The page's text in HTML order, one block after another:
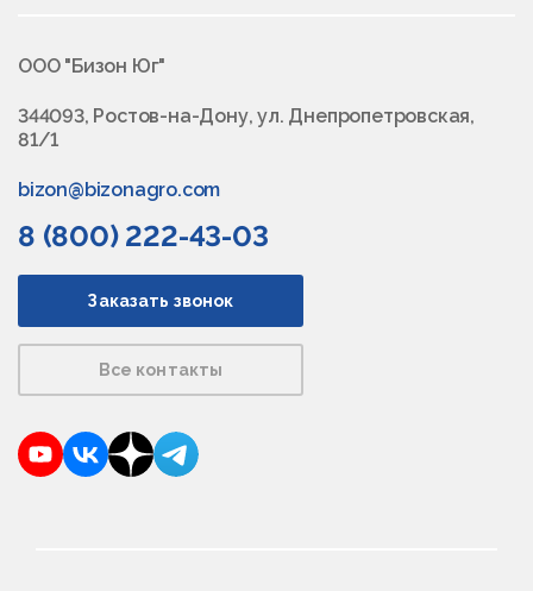
ООО "Бизон Юг"
344093, Ростов-на-Дону, ул. Днепропетровская,
81/1
bizon@bizonagro.com
8 (800) 222-43-03
Заказать звонок
Все контакты
YouTubeVKontakte
DzenTelegram